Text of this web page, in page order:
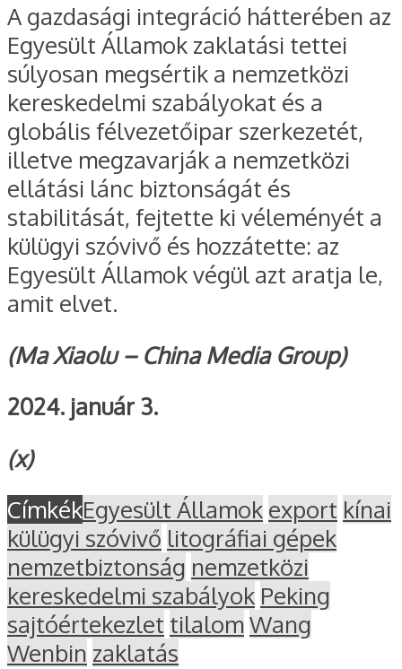
A gazdasági integráció hátterében az
Egyesült Államok zaklatási tettei
súlyosan megsértik a nemzetközi
kereskedelmi szabályokat és a
globális félvezetőipar szerkezetét,
illetve megzavarják a nemzetközi
ellátási lánc biztonságát és
stabilitását, fejtette ki véleményét a
külügyi szóvivő és hozzátette: az
Egyesült Államok végül azt aratja le,
amit elvet.
(Ma Xiaolu – China Media Group)
2024. január 3.
(x)
CímkékEgyesült Államok export kínai
külügyi szóvivő litográfiai gépek
nemzetbiztonság nemzetközi
kereskedelmi szabályok Peking
sajtóértekezlet tilalomWang
Wenbin zaklatás